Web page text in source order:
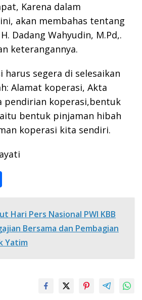
Karena dalam
akan membahas tentang
Dadang Wahyudin, M.Pd,.
keterangannya.
harus segera di selesaikan
Alamat koperasi, Akta
pendirian koperasi,bentuk
bentuk pinjaman hibah
koperasi kita sendiri.
ar
e
Hari Pers Nasional PWI KBB
Bersama dan Pembagian
Yatim